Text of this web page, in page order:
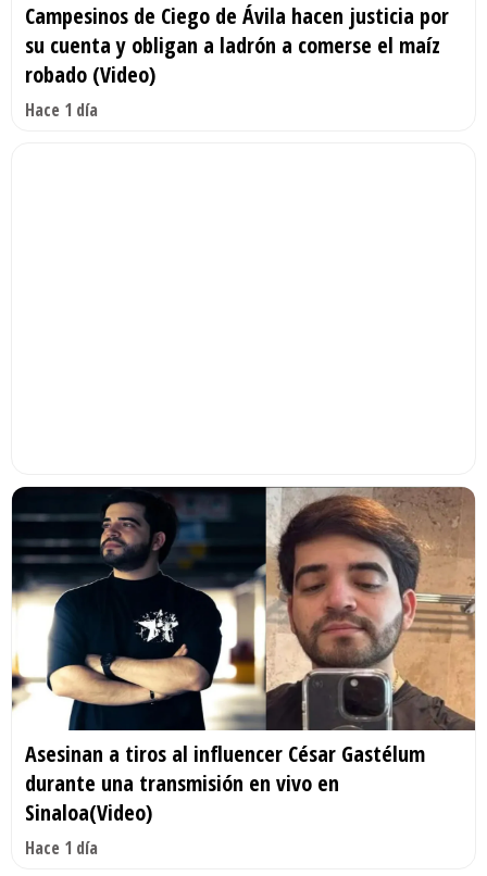
Campesinos de Ciego de Ávila hacen justicia por
su cuenta y obligan a ladrón a comerse el maíz
robado (Video)
Hace 1 día
Asesinan a tiros al influencer César Gastélum
durante una transmisión en vivo en
Sinaloa(Video)
Hace 1 día